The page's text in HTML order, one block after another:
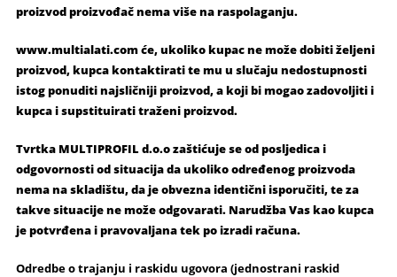
proizvod proizvođač nema više na raspolaganju.
www.multialati.com će, ukoliko kupac ne može dobiti željeni
proizvod, kupca kontaktirati te mu u slučaju nedostupnosti
istog ponuditi najsličniji proizvod, a koji bi mogao zadovoljiti i
kupca i supstituirati traženi proizvod.
Tvrtka MULTIPROFIL d.o.o zaštićuje se od posljedica i
odgovornosti od situacija da ukoliko određenog proizvoda
nema na skladištu, da je obvezna identični isporučiti, te za
takve situacije ne može odgovarati. Narudžba Vas kao kupca
je potvrđena i pravovaljana tek po izradi računa.
Odredbe o trajanju i raskidu ugovora (jednostrani raskid